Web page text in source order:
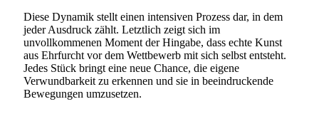
Diese Dynamik stellt einen intensiven Prozess dar, in dem
jeder Ausdruck zählt. Letztlich zeigt sich im
unvollkommenen Moment der Hingabe, dass echte Kunst
aus Ehrfurcht vor dem Wettbewerb mit sich selbst entsteht.
Jedes Stück bringt eine neue Chance, die eigene
Verwundbarkeit zu erkennen und sie in beeindruckende
Bewegungen umzusetzen.